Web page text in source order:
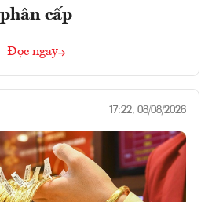
phân cấp
Đọc ngay
17:22, 08/08/2026